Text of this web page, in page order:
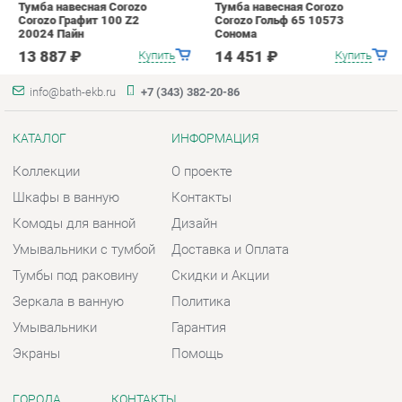
Коллекции
Умывальники с тумбой
Зеркала в ванную
Умывальники
Экраны
О проекте
Доставка и Оплата
Политика
Гарантия
Помощь
Весь мир
Екатеринбург
Шоурум и склад самовывоза
Адрес: г. Екатеринбург,
Металлургов, 84
Пн - Пт:10:00 - 20:00 (GMT+5)